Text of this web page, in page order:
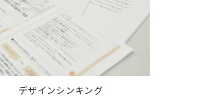
デザインシンキング